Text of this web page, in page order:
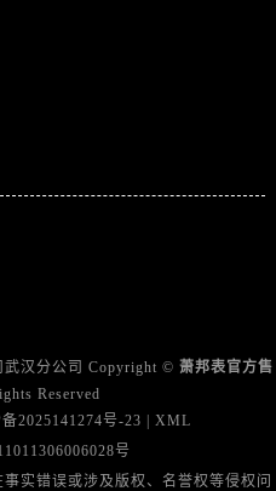
广东省汕头市龙湖区长平路萧邦售后服务中心（需提前预约）
广东省云浮市云城区金山路萧邦售后服务中心（需提前预约）
武汉分公司 Copyright © 萧邦表官方售
Reserved
2025141274号-23
XML
号
实错误或涉及版权、名誉权等侵权问